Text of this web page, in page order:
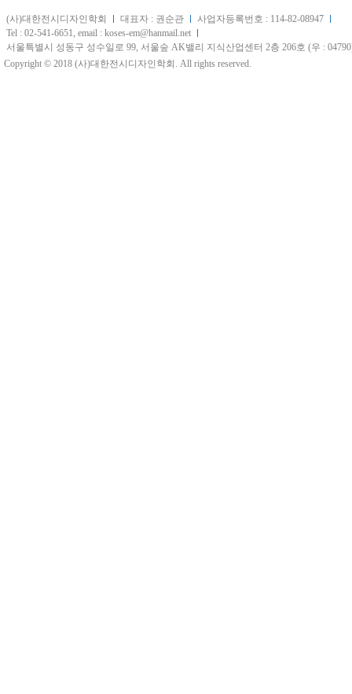
(사)대한전시디자인학회 대표자 : 권순관
사업자등록번호 : 114-82-08947
Tel : 02-541-6651, email : koses-em@hanmail.net
서울특별시 성동구 성수일로 99, 서울숲 AK밸리 지식산업센터 2층 206호 (우 :
Copyright © 2018 (사)대한전시디자인학회. All rights reserved.